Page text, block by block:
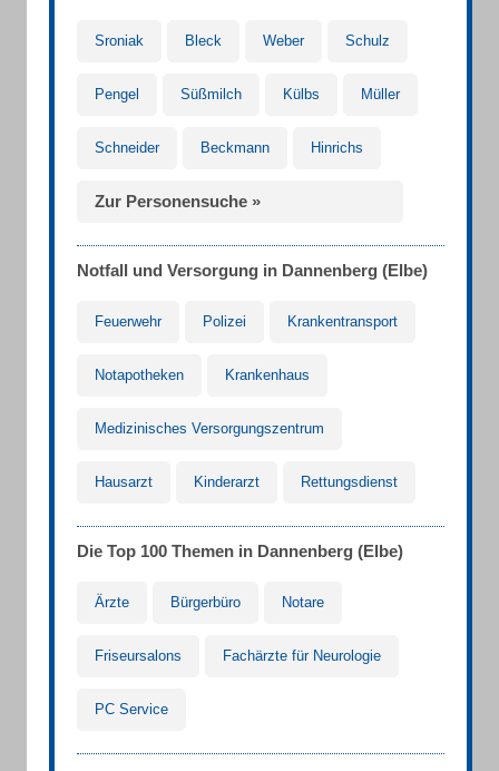
Sroniak Bleck Weber Schulz
Pengel Süßmilch Külbs Müller
Schneider Beckmann Hinrichs
Zur Personensuche »
Notfall und Versorgung in Dannenberg (Elbe)
Feuerwehr Polizei Krankentransport
Notapotheken Krankenhaus
Medizinisches Versorgungszentrum
Hausarzt Kinderarzt Rettungsdienst
Die Top 100 Themen in Dannenberg (Elbe)
Ärzte Bürgerbüro Notare
Friseursalons Fachärzte für Neurologie
PC Service